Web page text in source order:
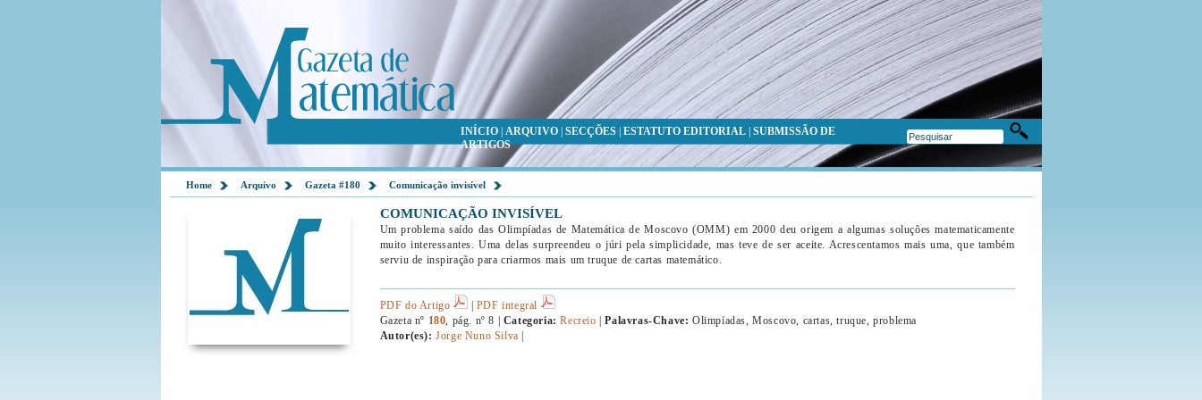
INÍCIO| ARQUIVO| SECÇÕES| ESTATUTO EDITORIAL| SUBMISSÃO DE
ARTIGOS
Home Arquivo Gazeta #180 Comunicação invisível
COMUNICAÇÃO INVISÍVEL
Um problema saído das Olimpíadas de Matemática de Moscovo (OMM) em 2000 deu origem a algumas soluções matematicamente
muito interessantes. Uma delas surpreendeu o júri pela simplicidade, mas teve de ser aceite. Acrescentamos mais uma, que também
serviu de inspiração para criarmos mais um truque de cartas matemático.
PDF do Artigo | PDF integral
Gazeta nº 180, pág. nº 8 | Categoria: Recreio |Palavras-Chave: Olimpíadas, Moscovo, cartas, truque, problema
Autor(es): Jorge Nuno Silva